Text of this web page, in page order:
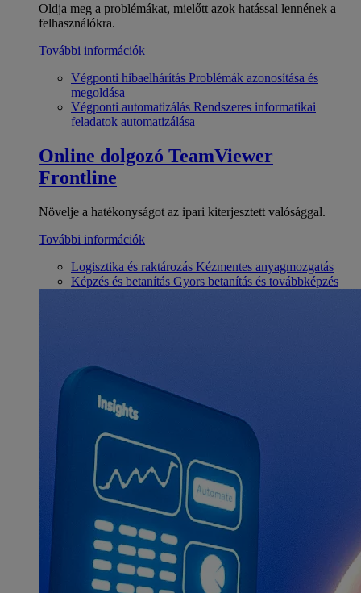
Oldja meg a problémákat, mielőtt azok hatással lennének a
felhasználókra.
További információk
Végponti hibaelhárítás Problémák azonosítása és
megoldása
Végponti automatizálás Rendszeres informatikai
feladatok automatizálása
Online dolgozó TeamViewer
Frontline
Növelje a hatékonyságot az ipari kiterjesztett valósággal.
További információk
Logisztika és raktározás Kézmentes anyagmozgatás
Képzés és betanítás Gyors betanítás és továbbképzés